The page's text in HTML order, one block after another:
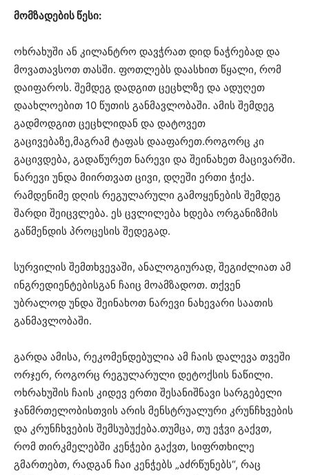
მომზადების წესი:
ოხრახუში ან კილანტრო დავჭრათ დიდ ნაჭრებად და
მოვათავსოთ თასში. ფოთლებს დაასხით წყალი, რომ
დაიფაროს. შემდეგ დადგით ცეცხლზე და ადუღეთ
დაახლოებით 10 წუთის განმავლობაში. ამის შემდეგ
გადმოდგით ცეცხლიდან და დატოვეთ
გაცივებაზე,მაგრამ ტაფას დააფარეთ.როგორც კი
გაცივდება, გადაწურეთ ნარევი და შეინახეთ მაცივარში.
ნარევი უნდა მიირთვათ ცივი, დღეში ერთი ჭიქა.
რამდენიმე დღის რეგულარული გამოყენების შემდეგ
შარდი შეიცვლება. ეს ცვლილება ხდება ორგანიზმის
გაწმენდის პროცესის შედეგად.
სურვილის შემთხვევაში, ანალოგიურად, შეგიძლიათ ამ
ინგრედიენტებისგან ჩაიც მოამზადოთ. თქვენ
უბრალოდ უნდა შეინახოთ ნარევი ნახევარი საათის
განმავლობაში.
გარდა ამისა, რეკომენდებულია ამ ჩაის დალევა თვეში
ორჯერ, როგორც რეგულარული დეტოქსის ნაწილი.
ოხრახუშის ჩაის კიდევ ერთი შესანიშნავი სარგებელი
ჯანმრთელობისთვის არის მენსტრუალური კრუნჩხვების
და კრუნჩხვების შემსუბუქება.თუმცა, თუ ეჭვი გაქვთ,
რომ თირკმელებში კენჭები გაქვთ, სიფრთხილე
გმართებთ, რადგან ჩაი კენჭებს „აძრწუნებს“, რაც